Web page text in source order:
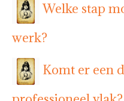
Welke stap
werk?
Komt er een